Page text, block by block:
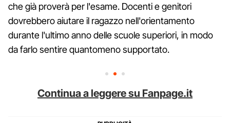
che già proverà per l'esame. Docenti e genitori
dovrebbero aiutare il ragazzo nell'orientamento
durante l'ultimo anno delle scuole superiori, in modo
da farlo sentire quantomeno supportato.
Continua a leggere su Fanpage.it